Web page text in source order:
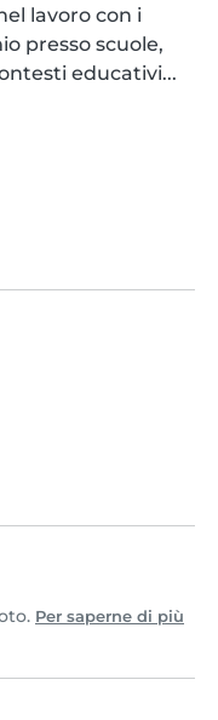
lavoro con i
presso scuole,
educativi...
Per saperne di più